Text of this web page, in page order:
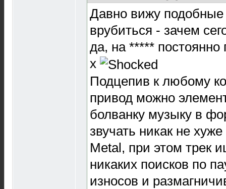
Давно вижу
врубиться - зачем
да, на ***** постоянно
х
Подцепив к любому
привод можно
болванку музыку в
звучать никак не
Metal, при этом трек
никаких поисков по
износов и